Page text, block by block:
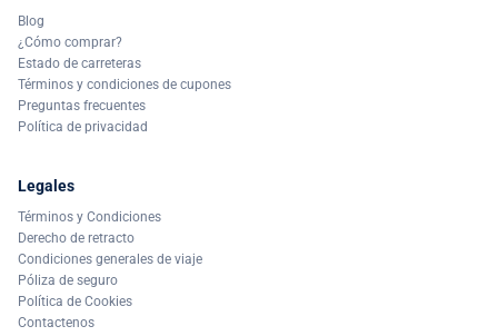
Blog
¿Cómo comprar?
Estado de carreteras
Términos y condiciones de cupones
Preguntas frecuentes
Política de privacidad
Legales
Términos y Condiciones
Derecho de retracto
Condiciones generales de viaje
Póliza de seguro
Política de Cookies
Contactenos